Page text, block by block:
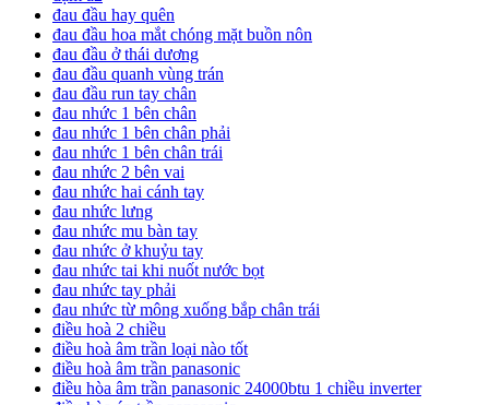
đau đầu hay quên
đau đầu hoa mắt chóng mặt buồn nôn
đau đầu ở thái dương
đau đầu quanh vùng trán
đau đầu run tay chân
đau nhức 1 bên chân
đau nhức 1 bên chân phải
đau nhức 1 bên chân trái
đau nhức 2 bên vai
đau nhức hai cánh tay
đau nhức lưng
đau nhức mu bàn tay
đau nhức ở khuỷu tay
đau nhức tai khi nuốt nước bọt
đau nhức tay phải
đau nhức từ mông xuống bắp chân trái
điều hoà 2 chiều
điều hoà âm trần loại nào tốt
điều hoà âm trần panasonic
điều hòa âm trần panasonic 24000btu 1 chiều inverter